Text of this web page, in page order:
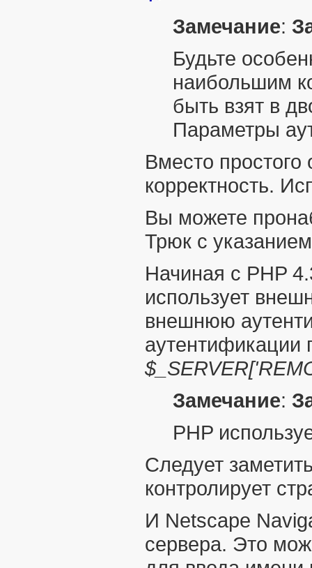
Замечание:
Будьте
наибольшим
быть взят в
Параметры
Вместо
корректность.
Вы можете
Трюк с
Начиная с PHP
использует
внешнюю
аутентификации
Замечание:
PHP
Следует
контролирует
И Netscape
сервера. Это